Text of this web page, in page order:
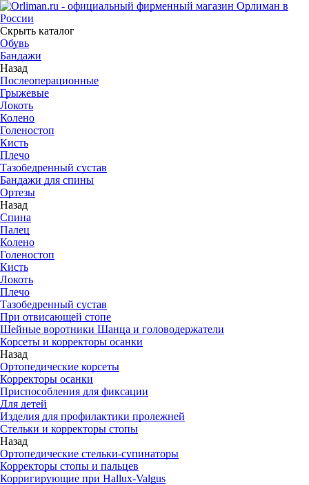
Скрыть каталог
Обувь
Бандажи
Назад
Послеоперационные
Грыжевые
Локоть
Колено
Голеностоп
Кисть
Плечо
Тазобедренный сустав
Бандажи для спины
Ортезы
Назад
Спина
Палец
Колено
Голеностоп
Кисть
Локоть
Плечо
Тазобедренный сустав
При отвисающей стопе
Шейные воротники Шанца и головодержатели
Корсеты и корректоры осанки
Назад
Ортопедические корсеты
Корректоры осанки
Приспособления для фиксации
Для детей
Изделия для профилактики пролежней
Стельки и корректоры стопы
Назад
Ортопедические стельки-супинаторы
Корректоры стопы и пальцев
Корригирующие при Hallux-Valgus